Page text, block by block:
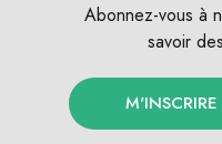
Abonnez-vous à
savoir